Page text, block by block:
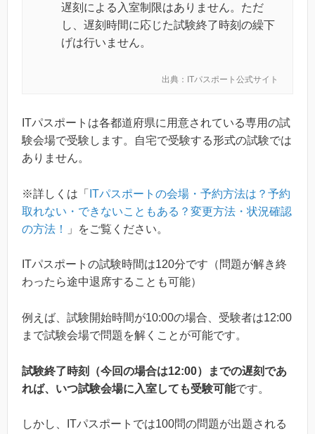
遅刻による入室制限はありません。ただ
し、遅刻時間に応じた試験終了時刻の繰下
げは行いません。
出典：ITパスポート公式サイト
ITパスポートは各都道府県に用意されている専用の試
験会場で受験します。自宅で受験する形式の試験では
ありません。
※詳しくは「 ITパスポートの会場・予約方法は？予約
取れない・できないこともある？変更方法・状況確認
の方法！
」をご覧ください。
ITパスポートの試験時間は120分です（問題が解き終
わったら途中退席することも可能）
例えば、試験開始時間が10:00の場合、受験者は12:00
まで試験会場で問題を解くことが可能です。
試験終了時刻（今回の場合は12:00）までの遅刻であ
れば、いつ試験会場に入室しても受験可能です。
しかし、ITパスポートでは100問の問題が出題される